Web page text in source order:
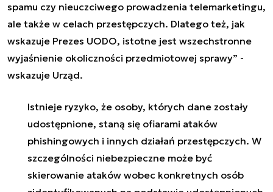
spamu czy nieuczciwego prowadzenia telemarketingu,
ale także w celach przestępczych. Dlatego też, jak
wskazuje Prezes UODO, istotne jest wszechstronne
wyjaśnienie okoliczności przedmiotowej sprawy” -
wskazuje Urząd.
Istnieje ryzyko, że osoby, których dane zostały
udostępnione, staną się ofiarami ataków
phishingowych i innych działań przestępczych. W
szczególności niebezpieczne może być
skierowanie ataków wobec konkretnych osób